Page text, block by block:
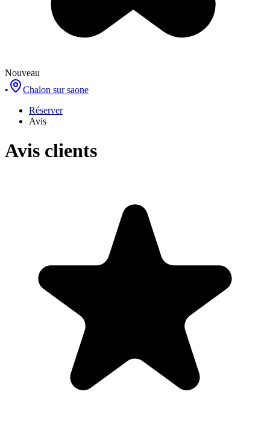
Nouveau
•
Chalon sur saone
Réserver
Avis
Avis clients